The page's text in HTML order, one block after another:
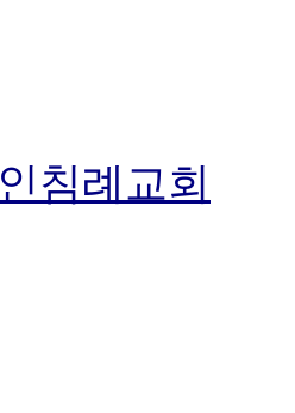
침례교회